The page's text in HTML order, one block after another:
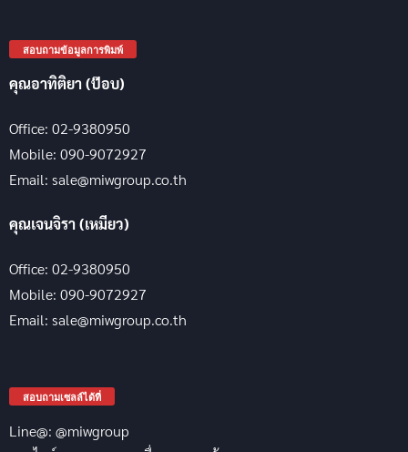
สอบถามข้อมูลการพิมพ์
คุณอาทิติยา (ป๊อบ)
Office: 02-9380950
Mobile: 090-9072927
Email: sale@miwgroup.co.th
คุณเจนจิรา (เหมียว)
Office: 02-9380950
Mobile: 090-9072927
Email: sale@miwgroup.co.th
สอบถามเซลล์ได้ที่
Line@: @miwgroup